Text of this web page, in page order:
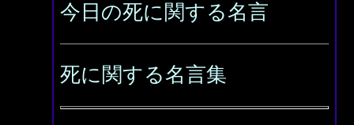
今日の死に関する名言
死に関する名言集